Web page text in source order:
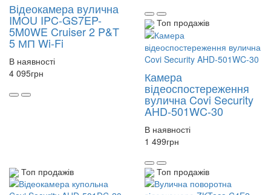
Відеокамера вулична
IMOU IPC-GS7EP-
5M0WE Cruiser 2 P&T
5 МП Wi-Fi
В наявності
4 095грн
Топ продажів
Камера
відеоспостереження
вулична Covi Security
AHD-501WC-30
В наявності
1 499грн
Топ продажів Топ продажів